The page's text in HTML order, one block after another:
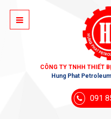
CÔNG TY TNHH THIẾT
Hung Phat
091